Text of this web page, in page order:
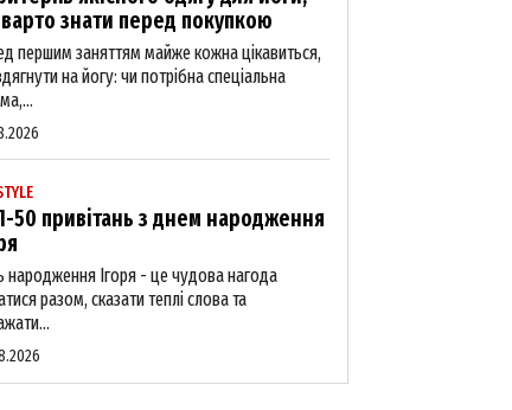
варто знати перед покупкою
першим заняттям майже кожна цікавиться,
на йогу: чи потрібна спеціальна
50 привітань з днем народження
народження Ігоря - це чудова нагода
разом, сказати теплі слова та